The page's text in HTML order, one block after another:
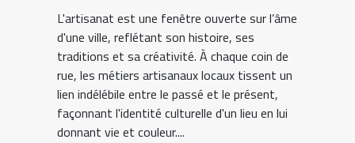
ville
L'artisanat est une fenêtre ouverte sur l’âme
d'une ville, reflétant son histoire, ses
traditions et sa créativité. À chaque coin de
rue, les métiers artisanaux locaux tissent un
lien indélébile entre le passé et le présent,
façonnant l'identité culturelle d'un lieu en lui
donnant vie et couleur....